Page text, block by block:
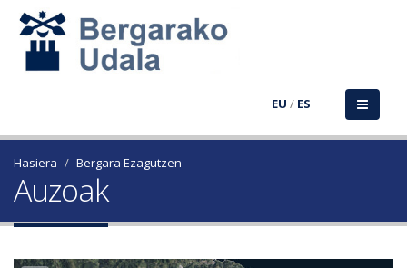
EU / ES
Hasiera Bergara Ezagutzen
Auzoak